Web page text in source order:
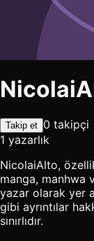
Takip et 0 takipçi
1 yazarlık
NicolaiAlto,
manga, manhwa
yazar olarak yer
gibi ayrıntılar
sınırlıdır.